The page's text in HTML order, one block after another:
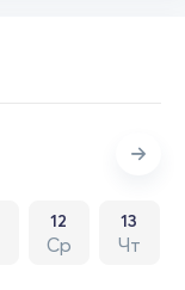
12
Ср
13
Чт